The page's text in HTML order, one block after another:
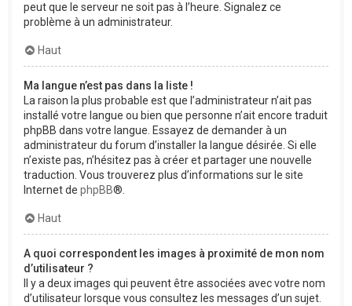
peut que le serveur ne soit pas à l’heure. Signalez ce
problème à un administrateur.
Haut
Ma langue n’est pas dans la liste !
La raison la plus probable est que l’administrateur n’ait pas
installé votre langue ou bien que personne n’ait encore traduit
phpBB dans votre langue. Essayez de demander à un
administrateur du forum d’installer la langue désirée. Si elle
n’existe pas, n’hésitez pas à créer et partager une nouvelle
traduction. Vous trouverez plus d’informations sur le site
Internet de phpBB®.
Haut
A quoi correspondent les images à proximité de mon nom
d’utilisateur ?
Il y a deux images qui peuvent être associées avec votre nom
d’utilisateur lorsque vous consultez les messages d’un sujet.